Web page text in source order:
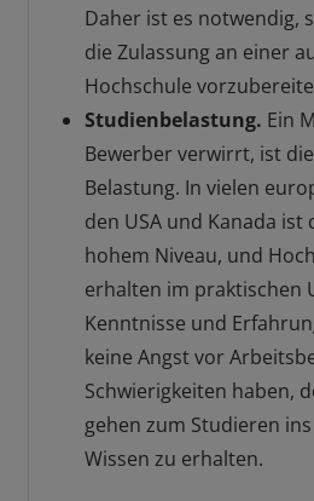
Daher ist es notwendig,
die Zulassung an einer
Hochschule
Studienbelastung. Ein
Bewerber verwirrt, ist
Belastung. In vielen
den USA und Kanada
hohem Niveau, und
erhalten im praktischen
Kenntnisse und
keine Angst vor
Schwierigkeiten haben,
gehen zum Studieren
Wissen zu erhalten.